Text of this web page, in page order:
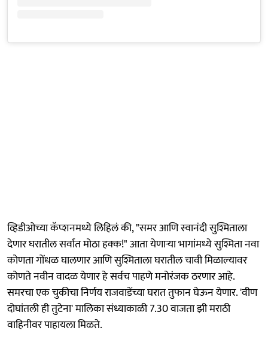
व्हिडीओच्या कॅप्शनमध्ये लिहिलं की, "समर आणि स्वानंदी सुश्मिताला
देणार घरातील सर्वात मोठा हक्क!" आता येणाऱ्या भागांमध्ये सुश्मिता नवा
कोणता गोंधळ घालणार आणि सुश्मिताला घरातील चावी मिळाल्यावर
कोणते नवीन वादळ येणार हे सर्वच पाहणे मनोरंजक ठरणार आहे.
समरचा एक चुकीचा निर्णय राजवाडेंच्या घरात तुफान घेऊन येणार. 'वीण
दोघांतली ही तुटेना' मालिका संध्याकाळी 7.30 वाजता झी मराठी
वाहिनीवर पाहायला मिळते.